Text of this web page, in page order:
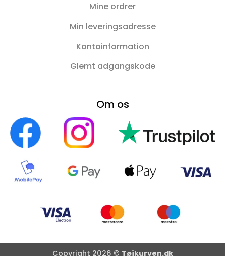
Mine ordrer
Min leveringsadresse
Kontoinformation
Glemt adgangskode
Om os
Copyright 2026 © Tøjkurven.dk